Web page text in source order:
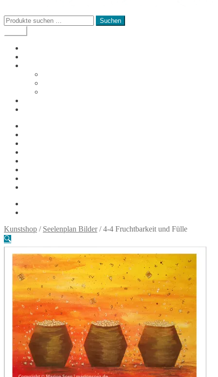
Suchen
nach:
Suchen
Kunstshop / Seelenplan Bilder/4-4 Fruchtbarkeit und Fülle
🔍